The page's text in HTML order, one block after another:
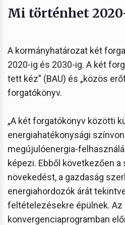
Mi történhet
A kormányhatározat két
2020-ig és 2030-ig. A két
tett kéz” (BAU) és „közös
forgatókönyv.
„A két forgatókönyv közötti
energiahatékonysági
megújulóenergia-
képezi. Ebből következően
növekedést, a gazdaság
energiahordozók árát
feltételezésekre épülnek.
konvergenciaprogramban